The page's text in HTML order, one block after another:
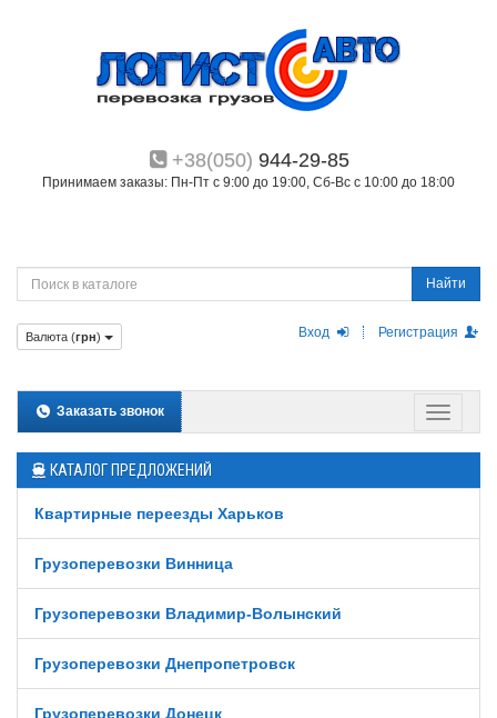
+38(050) 944-29-85
Принимаем заказы: Пн-Пт с 9:00 до 19:00, Сб-Вс с 10:00 до 18:00
Найти
Вход Регистрация
Валюта (грн)
Заказать звонок
КАТАЛОГ ПРЕДЛОЖЕНИЙ
Квартирные переезды Харьков
Грузоперевозки Винница
Грузоперевозки Владимир-Волынский
Грузоперевозки Днепропетровск
Грузоперевозки Донецк